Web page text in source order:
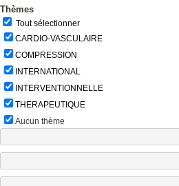
Thèmes
Tout sélectionner
CARDIO-VASCULAIRE
COMPRESSION
INTERNATIONAL
INTERVENTIONNELLE
THERAPEUTIQUE
Aucun thème